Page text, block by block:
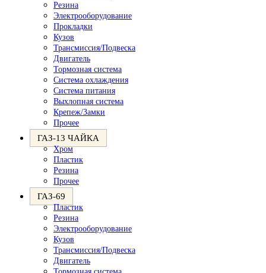
Резина
Электрооборудование
Прокладки
Кузов
Трансмиссия/Подвеска
Двигатель
Тормозная система
Система охлаждения
Система питания
Выхлопная система
Крепеж/Замки
Прочее
ГАЗ-13 ЧАЙКА
Хром
Пластик
Резина
Прочее
ГАЗ-69
Пластик
Резина
Электрооборудование
Кузов
Трансмиссия/Подвеска
Двигатель